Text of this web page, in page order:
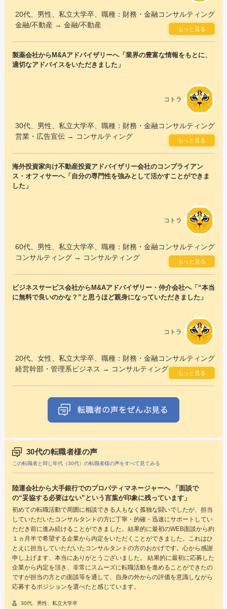
20代、男性、私立大学卒、職種：財務・金融コンサルティング
金融/不動産 → 金融/不動産
もっと見る
製薬会社からM&Aアドバイザリーへ「業界の豊富な情報をもとに、
適切なアドバイスをいただきました」
コトラ
30代、男性、私立大学卒、職種：財務・金融コンサルティング
営業・広告宣伝 → コンサルティング
もっと見る
海外投資家向け不動産投資アドバイザリー会社のコンプライアン
ス・オフィサーへ「自分の専門性を強みとして活かすことができま
した」
コトラ
60代、男性、私立大学卒、職種：財務・金融コンサルティング
コンサルティング → コンサルティング
もっと見る
ビジネスサービス会社からM&Aアドバイザリー・仲介会社へ「“本当
に無料で良いのかな？”と思うほど親身になっていただきました」
コトラ
20代、女性、私立大学卒、職種：財務・金融コンサルティング
経営幹部・管理系ビジネス → コンサルティング
もっと見る
30代の転職者様の声
この転職者と同じ年代（30代）の転職者様の声をすべて見てみる
陸運会社から大手銀行でのプロパティマネージャーへ 「面談で
の“妥協する必要はない”という言葉が印象に残っています」
初めての転職活動で周囲に相談できる人もなく孤独な闘いでしたが、担当
していただいたコンサルタントの方に丁寧・的確・迅速にサポートしてい
ただき前に進み続けることができました。結果的に最初のWEB面談から約
１ヵ月半で希望する企業から内定をいただくことができました。これはひ
とえに担当していただいたコンサルタントの方のおかげです。心から感謝
申し上げます、本当にありがとうございました。 結果的に最初に応募した
企業から内定を頂き、非常にスムーズに転職活動を進めることができたの
ですが担当の方との面談等を通して、自身の外からの評価を意識しながら
応募するポジションを選べたと感じています。
30代、男性、私立大学卒